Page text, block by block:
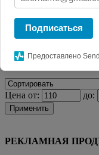
логотипомДетская
Kirenga Kids, серый
Фильтр
Цена от: до:
Применить
РЕКЛАМНАЯ
Подписаться
Предоставлено